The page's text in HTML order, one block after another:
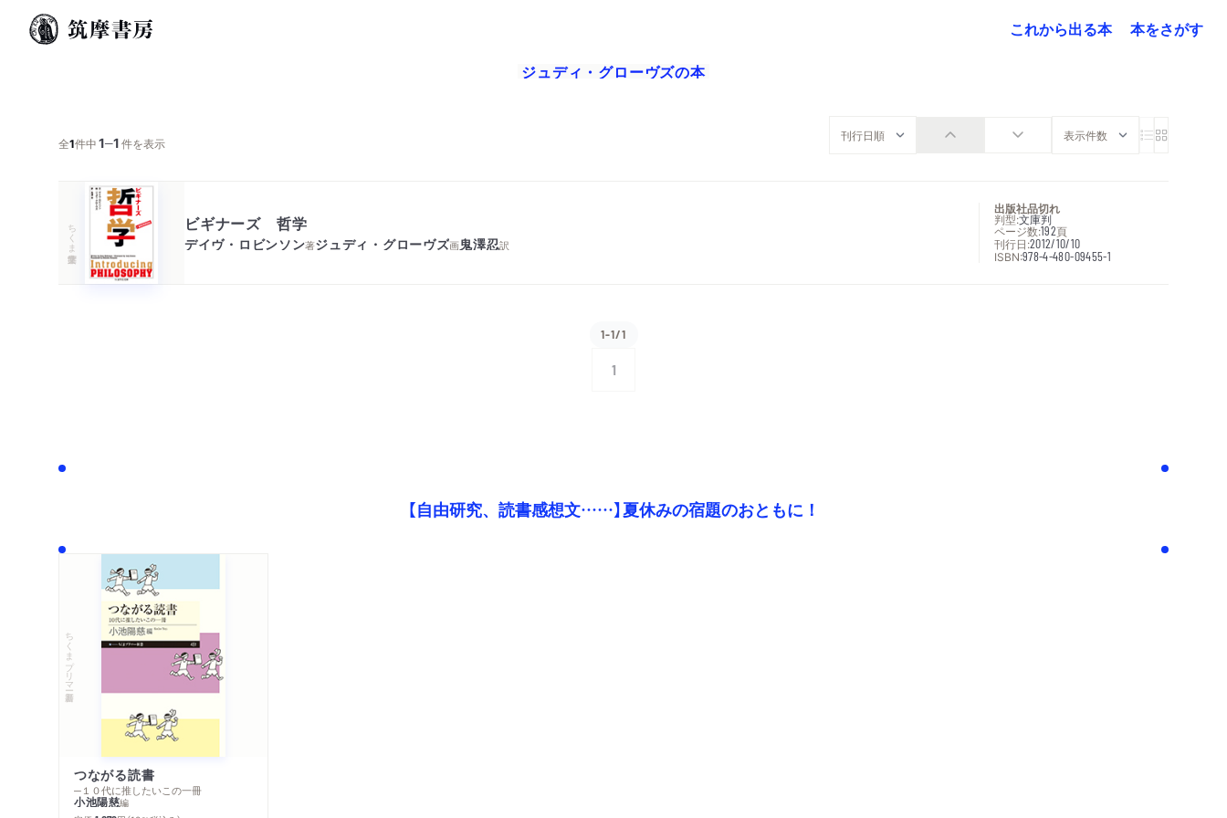
これから出る本
本をさがす
ジュディ・グローヴズの本
全1件中1─1件を表示
ちくま学芸文庫 ビギナーズ 哲学
デイヴ・ロビンソン著ジュディ・グローヴズ画鬼澤忍訳
出版社品切れ
判型:文庫判
ページ数:192頁
刊行日:2012/10/10
ISBN:978-4-480-09455-1
1-1/1
1
【自由研究、読書感想文……】夏休みの宿題のおともに！
ちくまプリマー新書
つながる読書
─１０代に推したいこの一冊
小池陽慈編